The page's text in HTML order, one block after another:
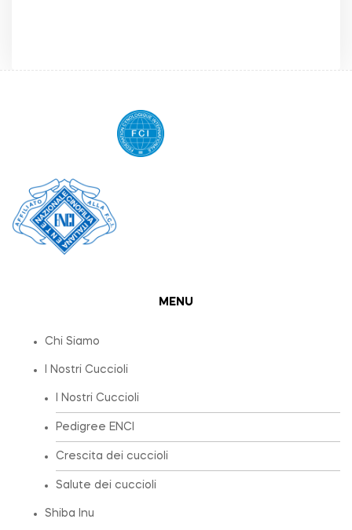
MENU
Chi Siamo
I Nostri Cuccioli
I Nostri Cuccioli
Pedigree ENCI
Crescita dei cuccioli
Salute dei cuccioli
Shiba Inu